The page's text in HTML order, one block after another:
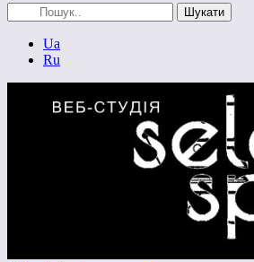
Ua
Ru